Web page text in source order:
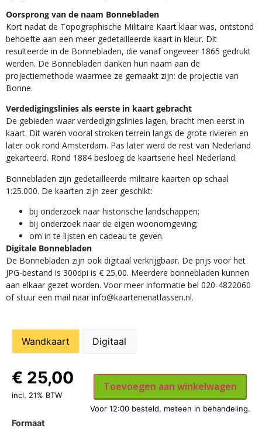
Oorsprong van de naam Bonnebladen
Kort nadat de Topographische Militaire Kaart klaar was, ontstond
behoefte aan een meer gedetailleerde kaart in kleur. Dit
resulteerde in de Bonnebladen, die vanaf ongeveer 1865 gedrukt
werden. De Bonnebladen danken hun naam aan de
projectiemethode waarmee ze gemaakt zijn: de projectie van
Bonne.
Verdedigingslinies als eerste in kaart gebracht
De gebieden waar verdedigingslinies lagen, bracht men eerst in
kaart. Dit waren vooral stroken terrein langs de grote rivieren en
later ook rond Amsterdam. Pas later werd de rest van Nederland
gekarteerd. Rond 1884 besloeg de kaartserie heel Nederland.
Bonnebladen zijn gedetailleerde militaire kaarten op schaal
1:25.000. De kaarten zijn zeer geschikt:​
​bij onderzoek naar historische landschappen;
bij onderzoek naar de eigen woonomgeving;
om in te lijsten en cadeau te geven.
Digitale Bonnebladen
De Bonnebladen zijn ook digitaal verkrijgbaar. De prijs voor het
JPG-bestand is 300dpi is € 25,00. Meerdere bonnebladen kunnen
aan elkaar gezet worden. Voor meer informatie bel 020-4822060
of stuur een mail naar info@kaartenenatlassen.nl.
Wandkaart Digitaal
Formaat
€ 25,00
incl. 21% BTW
Toevoegen aan winkelwagen